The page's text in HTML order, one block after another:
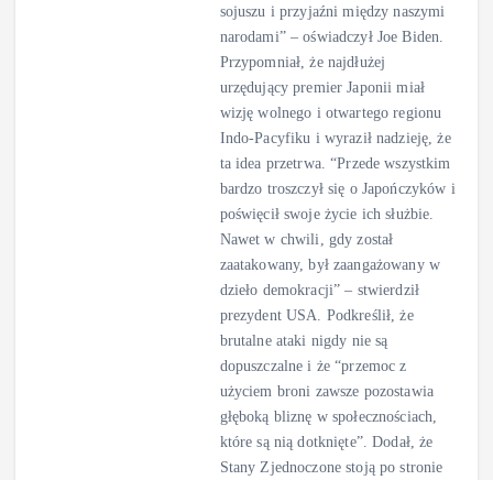
sojuszu i przyjaźni między naszymi
narodami” – oświadczył Joe Biden.
Przypomniał, że najdłużej
urzędujący premier Japonii miał
wizję wolnego i otwartego regionu
Indo-Pacyfiku i wyraził nadzieję, że
ta idea przetrwa. “Przede wszystkim
bardzo troszczył się o Japończyków i
poświęcił swoje życie ich służbie.
Nawet w chwili, gdy został
zaatakowany, był zaangażowany w
dzieło demokracji” – stwierdził
prezydent USA. Podkreślił, że
brutalne ataki nigdy nie są
dopuszczalne i że “przemoc z
użyciem broni zawsze pozostawia
głęboką bliznę w społecznościach,
które są nią dotknięte”. Dodał, że
Stany Zjednoczone stoją po stronie